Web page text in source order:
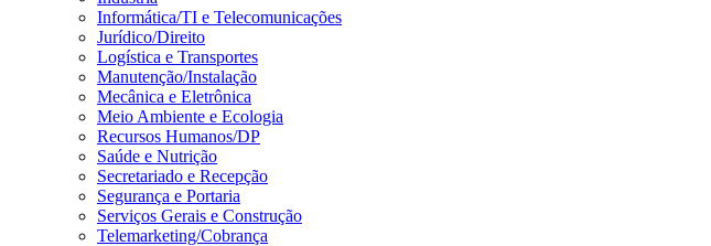
Informática/TI e Telecomunicações
Jurídico/Direito
Logística e Transportes
Manutenção/Instalação
Mecânica e Eletrônica
Meio Ambiente e Ecologia
Recursos Humanos/DP
Saúde e Nutrição
Secretariado e Recepção
Segurança e Portaria
Serviços Gerais e Construção
Telemarketing/Cobrança